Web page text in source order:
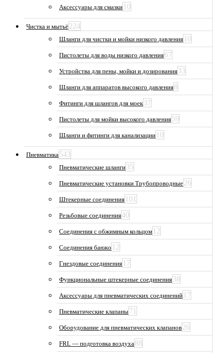
Аксессуары для смазки 10
Чистка и мытьё224
Шланги для чистки и мойки низкого давления 10
Пистолеты для воды низкого давления67
Устройства для пены, мойки и дозирования33
Шланги для аппаратов высокого давления8
Фитинги для шлангов для моек37
Пистолеты для мойки высокого давления59
Шланги и фитинги для канализации 10
Пневматика543
Пневматические шланги35
Пневматические установки Трубопроводные26
Штекерные соединения 101
Резьбовые соединения40
Соединения с обжимным кольцом 12
Соединения банжо 12
Гнездовые соединения 17
Функциональные штекерные соединения38
Аксессуары для пневматических соединений 17
Пневматические клапаны71
Оборудование для пневматических клапанов26
FRL — подготовка воздуха88